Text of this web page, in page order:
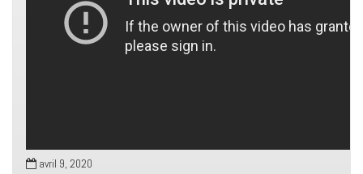
avril 9, 2020